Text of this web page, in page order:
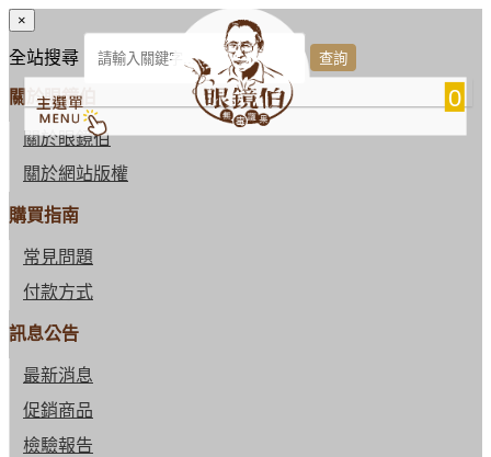
0
×
全站搜尋
關於眼鏡伯
關於眼鏡伯
關於網站版權
購買指南
常見問題
付款方式
訊息公告
最新消息
促銷商品
檢驗報告